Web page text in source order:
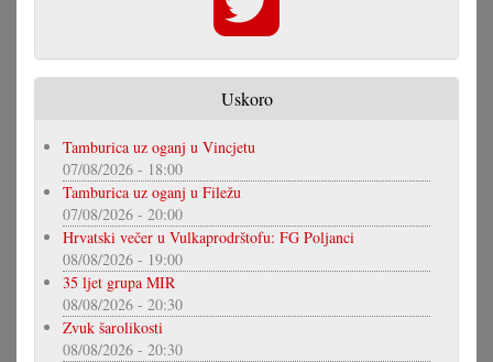
Uskoro
Tamburica uz oganj u Vincjetu
07/08/2026 - 18:00
Tamburica uz oganj u Filežu
07/08/2026 - 20:00
Hrvatski večer u Vulkaprodrštofu: FG Poljanci
08/08/2026 - 19:00
35 ljet grupa MIR
08/08/2026 - 20:30
Zvuk šarolikosti
08/08/2026 - 20:30